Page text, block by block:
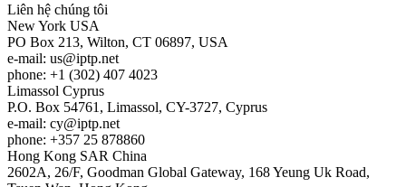
Liên hệ chúng tôi
New York USA
PO Box 213, Wilton, CT 06897, USA
e-mail: us
iptp.net
phone: +1 (302) 407 4023
Limassol Cyprus
P.O. Box 54761, Limassol, CY-3727, Cyprus
e-mail: cy
iptp.net
phone: +357 25 878860
Hong Kong SAR China
2602A, 26/F, Goodman Global Gateway, 168 Yeung Uk Road,